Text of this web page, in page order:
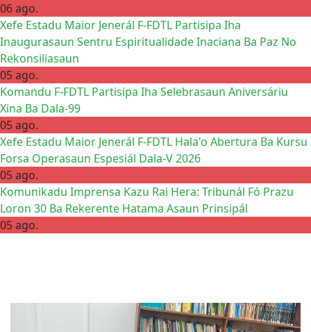
06 ago.
Xefe Estadu Maior Jenerál F-FDTL Partisipa Iha
Inaugurasaun Sentru Espiritualidade Inaciana Ba Paz No
Rekonsiliasaun
05 ago.
Komandu F-FDTL Partisipa Iha Selebrasaun Aniversáriu
Xina Ba Dala-99
05 ago.
Xefe Estadu Maior Jenerál F-FDTL Hala'o Abertura Ba Kursu
Forsa Operasaun Espesiál Dala-V 2026
05 ago.
Komunikadu Imprensa Kazu Rai Hera: Tribunál Fó Prazu
Loron 30 Ba Rekerente Hatama Asaun Prinsipál
05 ago.